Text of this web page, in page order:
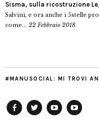
Sisma, sulla ricostruzione
Salvini, e ora anche i 5stelle
come... 22 Febbraio 2018
#MANUSOCIAL: MI TROVI